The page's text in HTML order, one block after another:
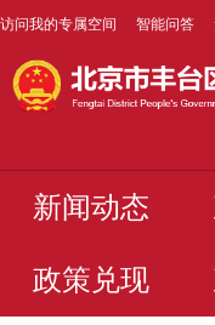
访问我的专属空间 智能问答
新闻动态
政策兑现